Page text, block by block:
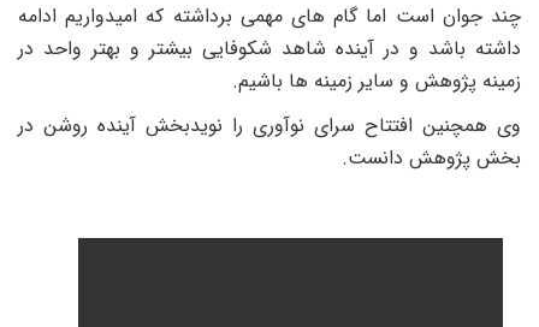
جوان است اما گام های مهمی برداشته که امیدواریم ادامه
باشد و در آینده شاهد شکوفایی بیشتر و بهتر واحد در
پژوهش و سایر زمینه ها باشیم.
همچنین افتتاح سرای نوآوری را نویدبخش آینده روشن در
پژوهش دانست.